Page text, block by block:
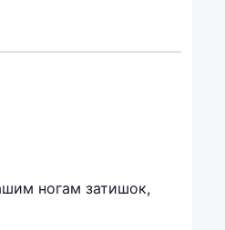
ногам затишок,